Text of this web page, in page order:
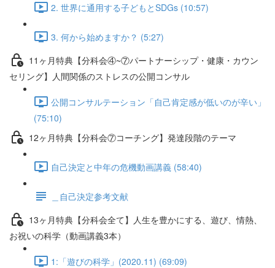
2. 世界に通用する子どもとSDGs (10:57)
3. 何から始めますか？ (5:27)
11ヶ月特典【分科会④~⑦パートナーシップ・健康・カウン
セリング】人間関係のストレスの公開コンサル
公開コンサルテーション「自己肯定感が低いのが辛い」
(75:10)
12ヶ月特典【分科会⑦コーチング】発達段階のテーマ
自己決定と中年の危機動画講義 (58:40)
＿自己決定参考文献
13ヶ月特典【分科会全て】人生を豊かにする、遊び、情熱、
お祝いの科学（動画講義3本）
1:「遊びの科学」(2020.11) (69:09)